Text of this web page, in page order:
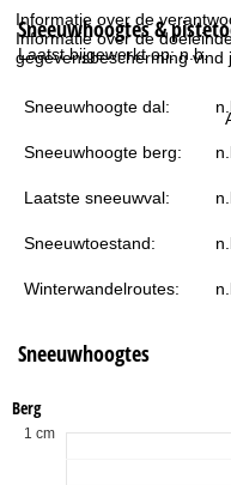
Informatie over de
Informatie over de
gegevensbescherming vind
g
Sneeuwhoogtes &
Laatst bijgewerkt op:n.b.
Sneeuwhoogte dal:
Sneeuwhoogte berg:
Laatste sneeuwval:
Sneeuwtoestand:
Winterwandelroutes:
Sneeuwhoogtes
Berg
1 cm